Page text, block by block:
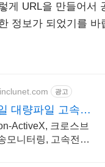
게 URL을 만들어서
정보가 되었기를 바
광고
대량파일 고속전
ActiveX, 크로스브
모니터링, 고속전송